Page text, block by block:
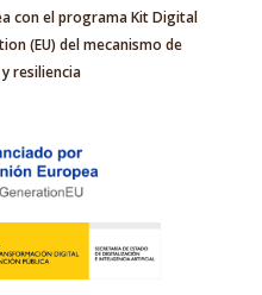
con el programa Kit Digital
(EU) del mecanismo de
resiliencia